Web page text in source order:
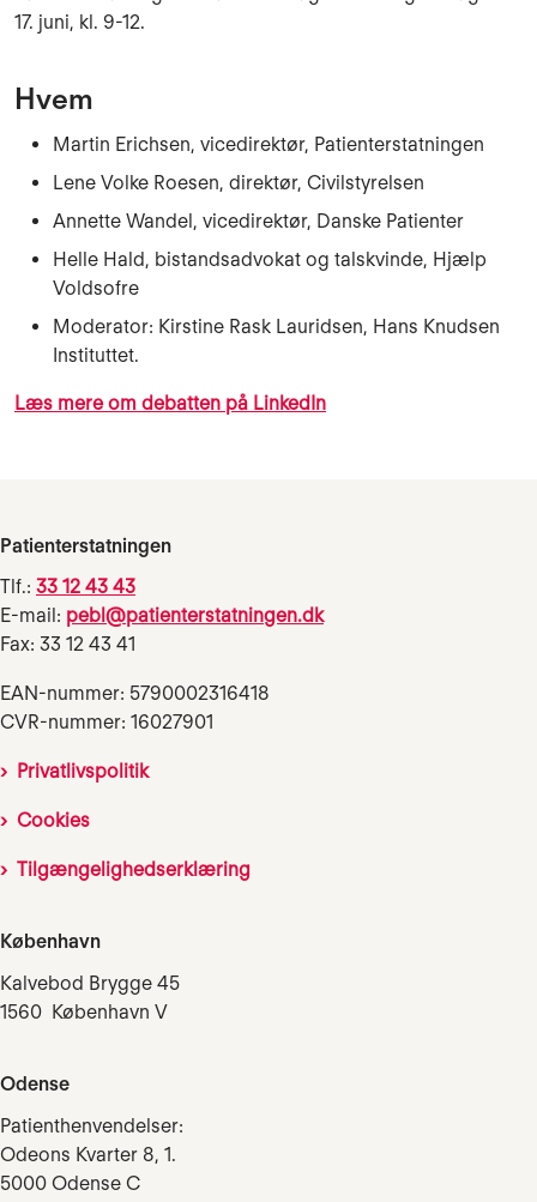
17. juni, kl. 9-12.
Hvem
Martin Erichsen, vicedirektør, Patienterstatningen
Lene Volke Roesen, direktør, Civilstyrelsen
Annette Wandel, vicedirektør, Danske Patienter
Helle Hald, bistandsadvokat og talskvinde, Hjælp
Voldsofre
Moderator: Kirstine Rask Lauridsen, Hans Knudsen
Instituttet.
Læs mere om debatten på LinkedIn
Patienterstatningen
Tlf.: 33 12 43 43
E-mail: pebl@patienterstatningen.dk
Fax: 33 12 43 41
EAN-nummer: 5790002316418
CVR-nummer: 16027901
Privatlivspolitik
Cookies
Tilgængelighedserklæring
København
Kalvebod Brygge 45
1560 København V
Odense
Patienthenvendelser:
Odeons Kvarter 8, 1.
5000 Odense C